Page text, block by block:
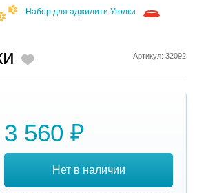
Набор для аджилити Уголки
Артикул: 32092
3 560 ₽
Нет в наличии